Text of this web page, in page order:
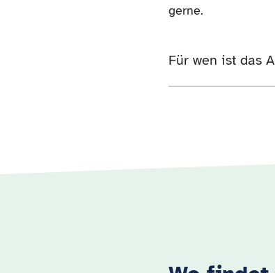
gerne.
Für wen ist das